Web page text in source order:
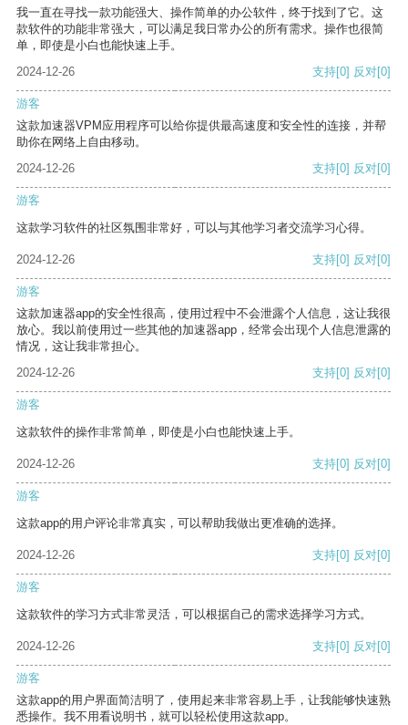
我一直在寻找一款功能强大、操作简单的办公软件，终于找到了它。这
款软件的功能非常强大，可以满足我日常办公的所有需求。操作也很简
单，即使是小白也能快速上手。
2024-12-26
支持[0] 反对[0]
游客
这款加速器VPM应用程序可以给你提供最高速度和安全性的连接，并帮
助你在网络上自由移动。
2024-12-26
支持[0] 反对[0]
游客
这款学习软件的社区氛围非常好，可以与其他学习者交流学习心得。
2024-12-26 支持[0] 反对[0]
游客
这款加速器app的安全性很高，使用过程中不会泄露个人信息，这让我很
放心。我以前使用过一些其他的加速器app，经常会出现个人信息泄露的
情况，这让我非常担心。
2024-12-26
支持[0] 反对[0]
游客
这款软件的操作非常简单，即使是小白也能快速上手。
2024-12-26 支持[0] 反对[0]
游客
这款app的用户评论非常真实，可以帮助我做出更准确的选择。
2024-12-26 支持[0] 反对[0]
游客
这款软件的学习方式非常灵活，可以根据自己的需求选择学习方式。
2024-12-26 支持[0] 反对[0]
游客
这款app的用户界面简洁明了，使用起来非常容易上手，让我能够快速熟
悉操作。我不用看说明书，就可以轻松使用这款app。